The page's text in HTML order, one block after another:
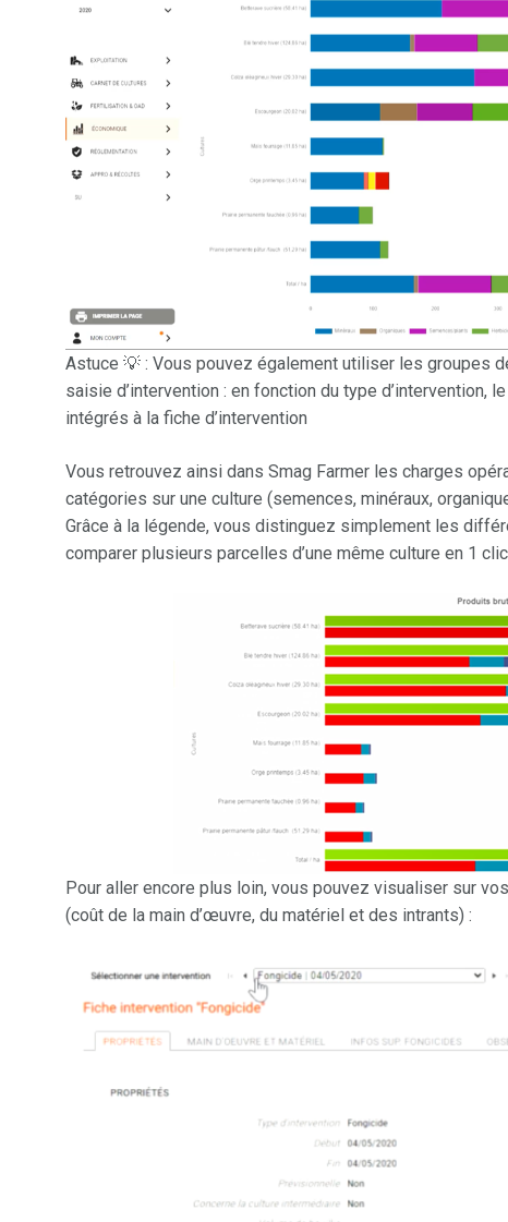
Astuce 💡 : Vous pouvez également utiliser les groupes
saisie d’intervention : en fonction du type d’intervention,
intégrés à la fiche d’intervention
Vous retrouvez ainsi dans Smag Farmer les charges
catégories sur une culture (semences, minéraux,
Grâce à la légende, vous distinguez simplement les
comparer plusieurs parcelles d’une même culture en 1
Pour aller encore plus loin, vous pouvez visualiser sur
(coût de la main d’œuvre, du matériel et des intrants) :